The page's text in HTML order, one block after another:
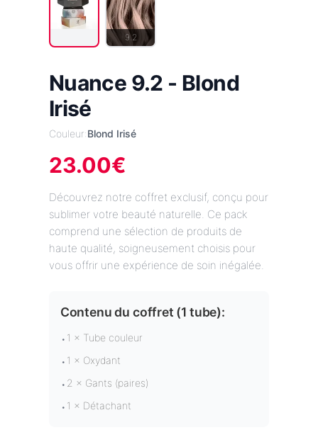
9.2
Nuance 9.2 - Blond
Irisé
Couleur:Blond Irisé
23.00€
Découvrez notre coffret exclusif, conçu pour
sublimer votre beauté naturelle. Ce pack
comprend une sélection de produits de
haute qualité, soigneusement choisis pour
vous offrir une expérience de soin inégalée.
Contenu du coffret (1 tube):
• 1 × Tube couleur
• 1 × Oxydant
• 2 × Gants (paires)
• 1 × Détachant